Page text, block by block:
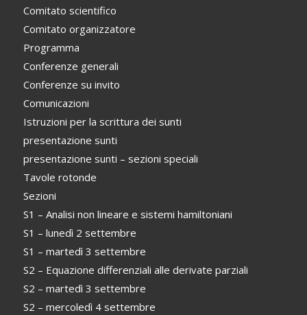
Comitato scientifico
Comitato organizzatore
Programma
Conferenze generali
Conferenze su invito
Comunicazioni
Istruzioni per la scrittura dei sunti
presentazione sunti
presentazione sunti – sezioni speciali
Tavole rotonde
Sezioni
S1 – Analisi non lineare e sistemi hamiltoniani
S1 – lunedì 2 settembre
S1 – martedì 3 settembre
S2 – Equazione differenziali alle derivate parziali
S2 – martedì 3 settembre
S2 – mercoledì 4 settembre